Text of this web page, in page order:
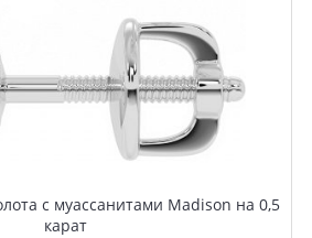
с муассанитами Madison на 0,5
карат